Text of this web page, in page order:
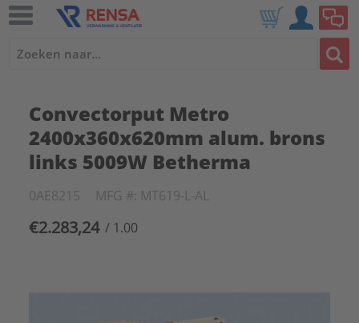
Convectorput Metro
2400x360x620mm alum. brons
links 5009W Betherma
0AE8215 MFG #: MT619-L-AL
€2.283,24 / 1.00